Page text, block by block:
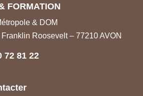
FORMATION
& DOM
Roosevelt – 77210 AVON
72 81 22